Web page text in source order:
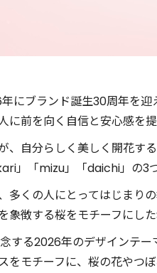
にブランド誕生30周年を
に前を向く自信と安心感を提
、自分らしく美しく開花す
」「mizu」「daichi」の3
多くの人にとってはじまり
象徴する桜をモチーフにし
する2026年のデザインテ
をモチーフに、桜の花やつ